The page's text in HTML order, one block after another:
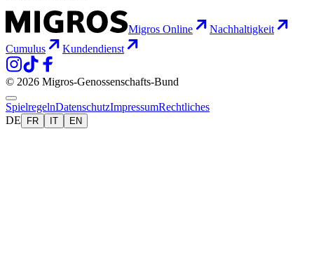
Migros Online
Nachhaltigkeit
Cumulus
Kundendienst
© 2026 Migros-Genossenschafts-Bund
SpielregelnDatenschutzImpressumRechtliches
DE
FR IT EN